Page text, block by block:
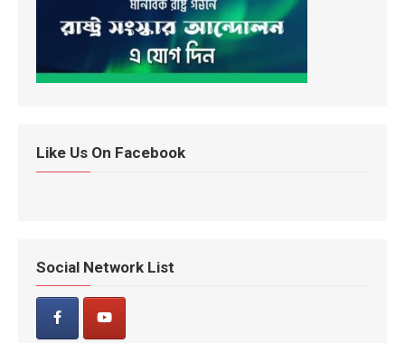
Like Us On Facebook
Social Network List